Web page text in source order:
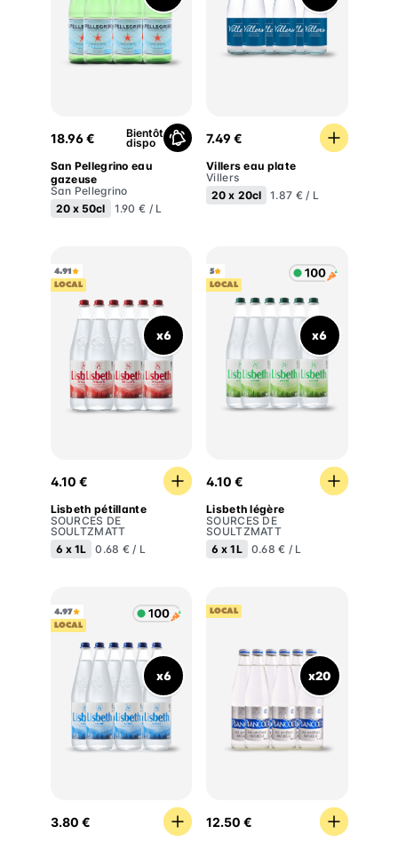
San Pellegrino eau gazeuse
18.96 € Bientôt
dispo
San Pellegrino eau
gazeuse
San Pellegrino
20 x50cl 1.90 € / L
7.49 €
Villers eau plate
Villers
20 x 20cl 1.87 € / L
4.91
LOCAL
x6
4.10 €
Lisbeth pétillante
SOURCES DE
SOULTZMATT
6 x1L 0.68 € / L
5
LOCAL
x6
4.10 €
Lisbeth légère
SOURCES DE
SOULTZMATT
6 x 1L 0.68 € / L
4.97
LOCAL
x6
3.80 €
LOCAL
x20
Plancoët naturelle
12.50 €